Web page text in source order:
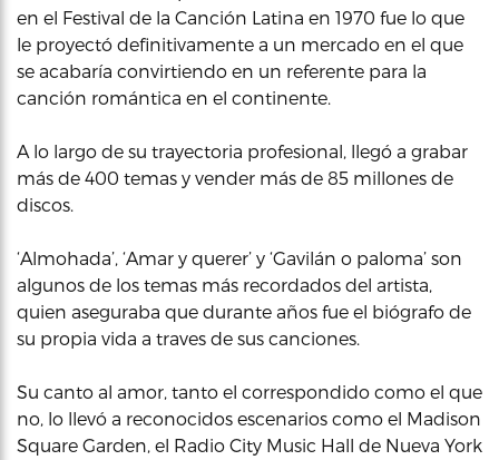
en el Festival de la Canción Latina en 1970 fue lo que
le proyectó definitivamente a un mercado en el que
se acabaría convirtiendo en un referente para la
canción romántica en el continente.
A lo largo de su trayectoria profesional, llegó a grabar
más de 400 temas y vender más de 85 millones de
discos.
‘Almohada’, ‘Amar y querer’ y ‘Gavilán o paloma’ son
algunos de los temas más recordados del artista,
quien aseguraba que durante años fue el biógrafo de
su propia vida a traves de sus canciones.
Su canto al amor, tanto el correspondido como el que
no, lo llevó a reconocidos escenarios como el Madison
Square Garden, el Radio City Music Hall de Nueva York